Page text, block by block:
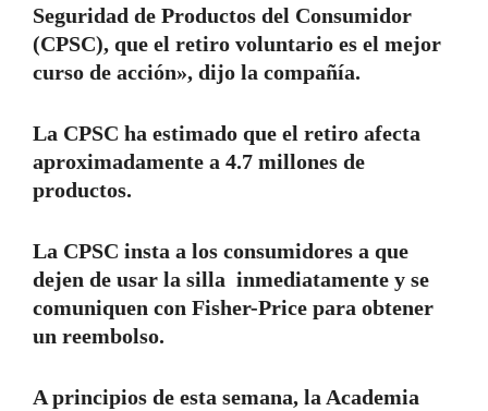
Seguridad de Productos del Consumidor
(CPSC), que el retiro voluntario es el mejor
curso de acción», dijo la compañía.
La CPSC ha estimado que el retiro afecta
aproximadamente a 4.7 millones de
productos.
La CPSC insta a los consumidores a que
dejen de usar la silla inmediatamente y se
comuniquen con Fisher-Price para obtener
un reembolso.
A principios de esta semana, la Academia